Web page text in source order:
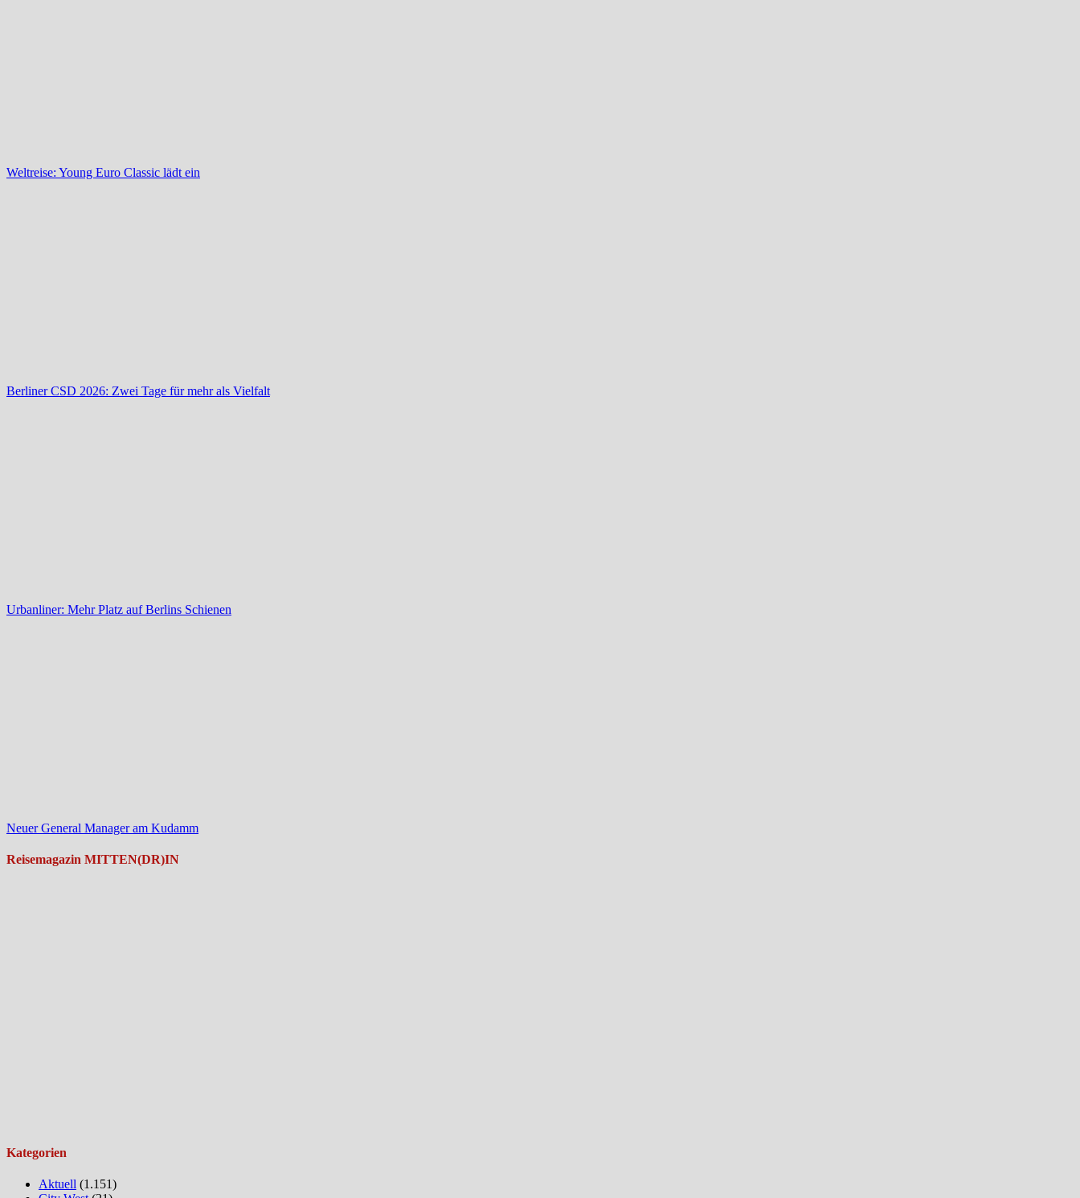
Weltreise: Young Euro Classic lädt ein
Berliner CSD 2026: Zwei Tage für mehr als Vielfalt
Urbanliner: Mehr Platz auf Berlins Schienen
Neuer General Manager am Kudamm
Reisemagazin MITTEN(DR)IN
Kategorien
Aktuell (1.151)